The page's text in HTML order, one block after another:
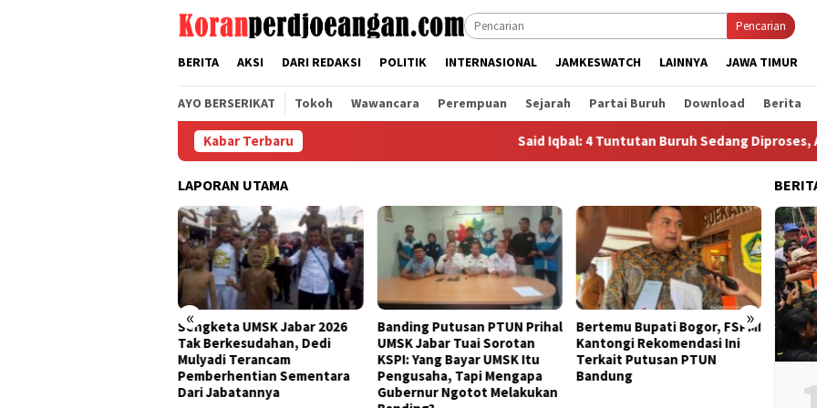
Pencarian
BERITA AKSI DARI REDAKSI POLITIK INTERNASIONAL JAMKESWATCH LAINNYA JAWA TIMUR
AYO BERSERIKAT Tokoh Wawancara Perempuan Sejarah Partai Buruh Download Berita
Kabar Terbaru Said Iqbal: 4 Tuntutan Buruh Sedang Diproses, Aksi
LAPORAN UTAMA
« »
Banding Putusan PTUN Prihal
UMSK Jabar Tuai Sorotan
KSPI: Yang Bayar UMSK Itu
Pengusaha, Tapi Mengapa
Gubernur Ngotot Melakukan
Bertemu Bupati Bogor, FSPMI
Kantongi Rekomendasi Ini
Terkait Putusan PTUN
Bandung
KDM Banding Putusan PTUN,
KSPI Jabar Akan Lakukan Aksi
Unjuk Rasa Besar